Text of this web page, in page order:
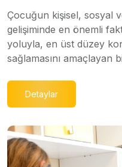
Çocuğun kişisel, sosyal
gelişiminde en önemli
yoluyla, en üst düzey
sağlamasını amaçlayan
Detaylar